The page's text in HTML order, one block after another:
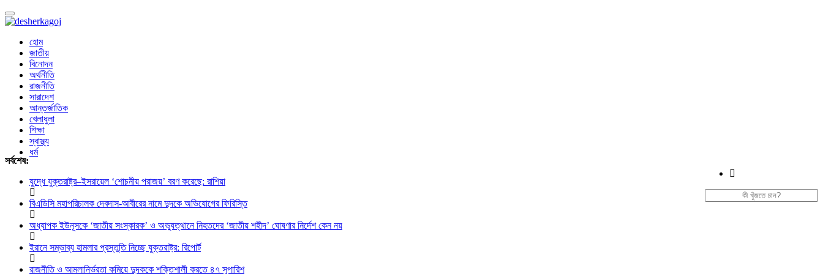
Toggle
navigation
হোম
জাতীয়
বিনোদন
অর্থনীতি
রাজনীতি
সারাদেশ
আন্তর্জাতিক
খেলাধুলা
শিক্ষা
স্বাস্থ্য
ধর্ম
সর্বশেষ:
যুদ্ধে যুক্তরাষ্ট্র–ইসরায়েল ‘শোচনীয় পরাজয়’ বরণ করেছে: রাশিয়া
বিএডিসি মহাপরিচালক দেবদাস-আবীরের নামে দুদকে অভিযোগের ফিরিস্তি
অধ্যাপক ইউনূসকে ‘জাতীয় সংস্কারক’ ও অভ্যুত্থানে নিহতদের ‘জাতীয় শহীদ’ ঘোষণার নির্দেশ কেন নয়
ইরানে সম্ভাব্য হামলার প্রস্তুতি নিচ্ছে যুক্তরাষ্ট্র: রিপোর্ট
রাজনীতি ও আমলানির্ভরতা কমিয়ে দুদককে শক্তিশালী করতে ৪৭ সুপারিশ